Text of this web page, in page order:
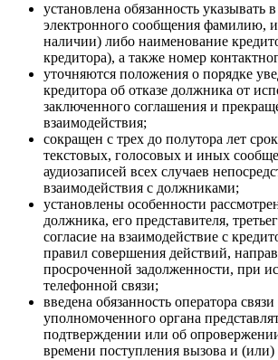
установлена обязанность указывать в
электронного сообщения фамилию,
наличии) либо наименование
кредитора), а также номер
уточняются положения о порядке
кредитора об отказе должника от
заключенного соглашения и
взаимодействия;
сокращен с трех до полутора лет
текстовых, голосовых и иных
аудиозаписей всех случаев
взаимодействия с должниками;
установлены особенности
должника, его представителя,
согласие на взаимодействие с
правил совершения действий,
просроченной задолженности, при
телефонной связи;
введена обязанность оператора
уполномоченного органа
подтверждении или об
времени поступления вызова и